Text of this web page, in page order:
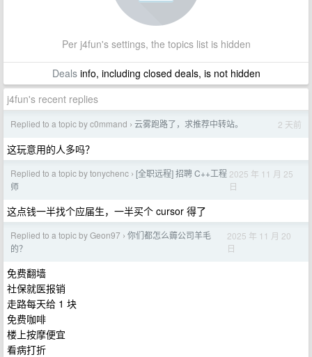
Per j4fun's settings, the topics list is hidden
Dealsinfo, including closed deals, is not hidden
j4fun's recent replies
Replied to a topic by c0mmand › 云雾跑路了，求推荐中转站。 2 天前
这玩意用的人多吗？
Replied to a topic by tonychenc › [全职远程] 招聘 C++工程
师
2025 年 11 月 25
日
这点钱一半找个应届生，一半买个 cursor 得了
Replied to a topic by Geon97 › 你们都怎么薅公司羊毛
的？
2025 年 11 月 20
日
免费翻墙
社保就医报销
走路每天给 1 块
免费咖啡
楼上按摩便宜
看病打折